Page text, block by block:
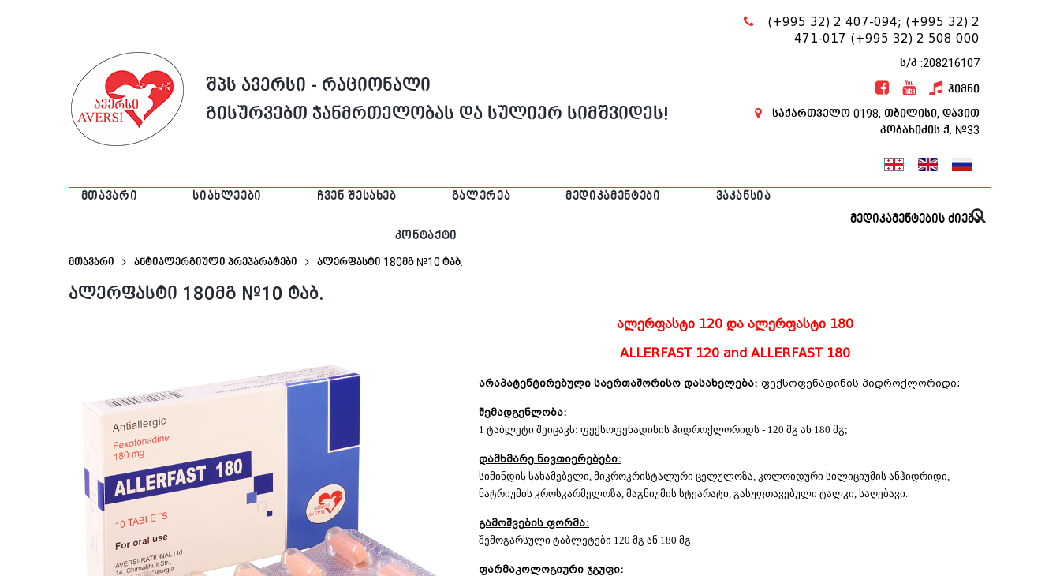
შპს ავერსი - რაციონალი
გისურვებთ ჯანმრთელობას და სულიერ სიმშვიდეს!
(+995 32) 2 407-094; (+995 32) 2
471-017 (+995 32) 2 508 000
ს/კ :208216107
ჰიმნი
საქართველო 0198, თბილისი, დავით
კობახიძის ქ. №33
ᲛᲗᲐᲕᲐᲠᲘ ᲡᲘᲐᲮᲚᲔᲔᲑᲘ ᲩᲕᲔᲜ ᲨᲔᲡᲐᲮᲔᲑ ᲒᲐᲚᲔᲠᲔᲐ ᲛᲔᲓᲘᲙᲐᲛᲔᲜᲢᲔᲑᲘ ᲕᲐᲙᲐᲜᲡᲘᲐ
ᲙᲝᲜᲢᲐᲥᲢᲘ
მედიკამენტების ძიება
მთავარი ანტიალერგიული პრეპარატები Ალერფასტი 180მგ №10 Ტაბ.
ალერფასტი 180მგ №10 ტაბ.
ალერფასტი 120 და ალერფასტი 180
ALLERFAST 120 and ALLERFAST 180
არაპატენტირებული საერთაშორისო დასახელება: ფექსოფენადინის ჰიდროქლორიდი;
შემადგენლობა:
1 ტაბლეტი შეიცავს: ფექსოფენადინის ჰიდროქლორიდს - 120 მგ ან 180 მგ;
დამხმარე ნივთიერებები:
სიმინდის სახამებელი, მიკროკრისტალური ცელულოზა, კოლოიდური სილიციუმის ანჰიდრიდი,
ნატრიუმის კროსკარმელოზა, მაგნიუმის სტეარატი, გასუფთავებული ტალკი, საღებავი.
გამოშვების ფორმა:
შემოგარსული ტაბლეტები 120 მგ ან 180 მგ.
ფარმაკოლოგიური ჯგუფი: